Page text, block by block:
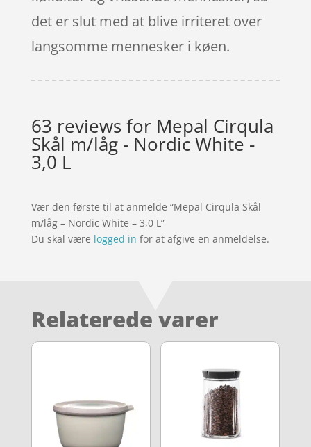
det er slut med at blive irriteret over
langsomme mennesker i køen.
63 reviews for Mepal Cirqula
Skål m/låg - Nordic White -
3,0 L
Vær den første til at anmelde “Mepal Cirqula Skål
m/låg – Nordic White – 3,0 L”
Du skal være logged in for at afgive en anmeldelse.
Relaterede varer